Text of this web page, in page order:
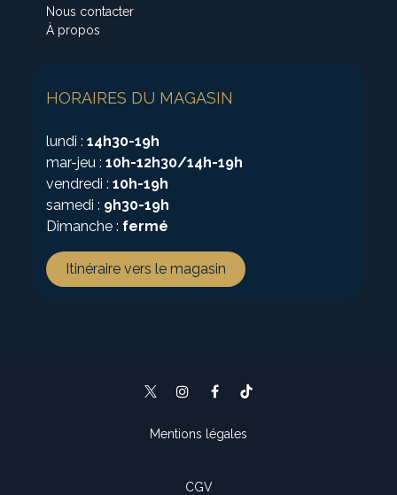
Nous contacter
À propos
HORAIRES DU MAGASIN
lundi :14h30-19h
mar-jeu :10h-12h30/14h-19h
vendredi :10h-19h
samedi : 9h30-19h
Dimanche : fermé
Itinéraire vers le magasin
Mentions légales
CGV